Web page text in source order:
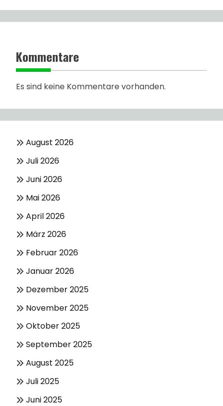
Kommentare
Es sind keine Kommentare vorhanden.
August 2026
Juli 2026
Juni 2026
Mai 2026
April 2026
März 2026
Februar 2026
Januar 2026
Dezember 2025
November 2025
Oktober 2025
September 2025
August 2025
Juli 2025
Juni 2025